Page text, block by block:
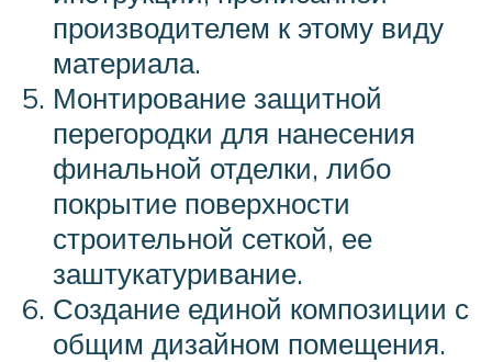
производителем к этому виду
материала.
Монтирование защитной
перегородки для нанесения
финальной отделки, либо
покрытие поверхности
строительной сеткой, ее
заштукатуривание.
Создание единой композиции с
общим дизайном помещения.